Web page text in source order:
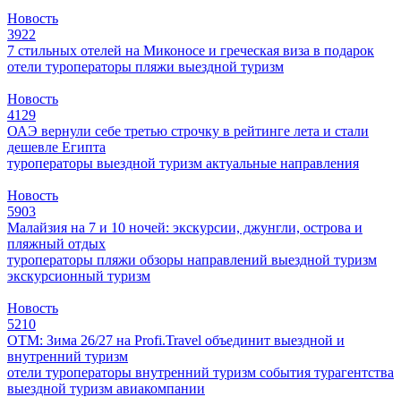
Новость
3922
7 стильных отелей на Миконосе и греческая виза в подарок
отели туроператоры пляжи выездной туризм
Новость
4129
ОАЭ вернули себе третью строчку в рейтинге лета и стали
дешевле Египта
туроператоры выездной туризм актуальные направления
Новость
5903
Малайзия на 7 и 10 ночей: экскурсии, джунгли, острова и
пляжный отдых
туроператоры пляжи обзоры направлений выездной туризм
экскурсионный туризм
Новость
5210
ОТМ: Зима 26/27 на Profi.Travel объединит выездной и
внутренний туризм
отели туроператоры внутренний туризм события турагентства
выездной туризм авиакомпании